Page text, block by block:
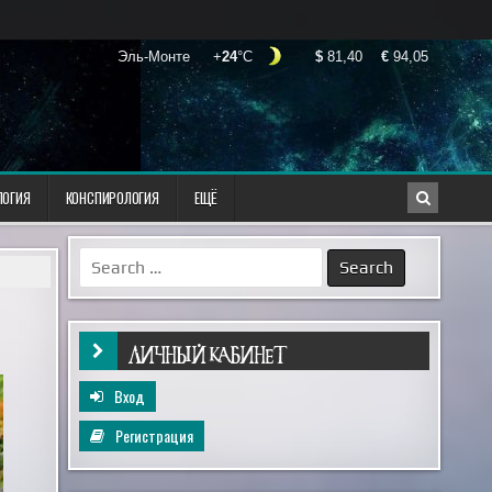
КОНСПИРОЛОГИЯ ЕЩЁ
Search
for:
ЛИЧНЫЙ КАБИНЕТ
Вход
Регистрация